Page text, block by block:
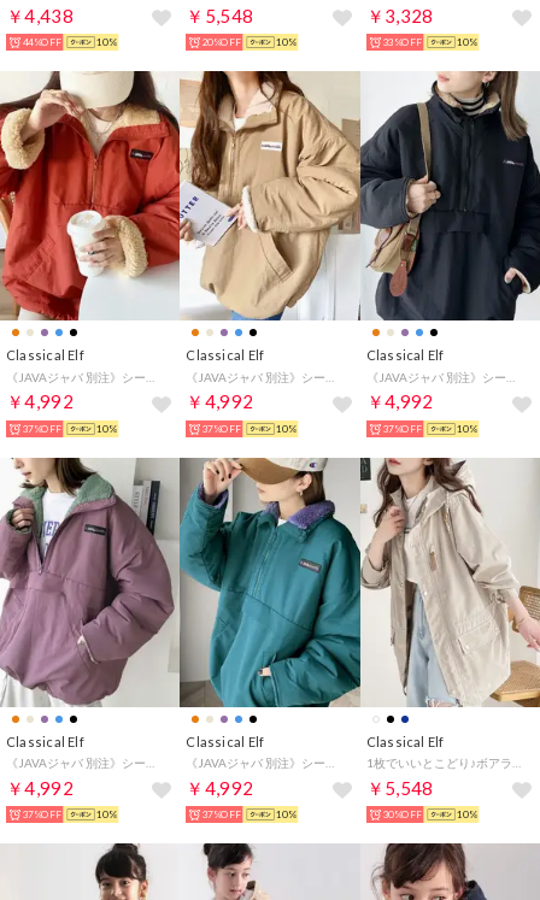
￥4,438
44%OFF 10%
￥5,548
20%OFF 10%
￥3,328
33%OFF 10%
Classical Elf
￥4,992
37%OFF 10%
Classical Elf
￥4,992
37%OFF 10%
Classical Elf
￥4,992
37%OFF 10%
Classical Elf
￥4,992
37%OFF 10%
Classical Elf
￥4,992
37%OFF 10%
Classical Elf
￥5,548
30%OFF 10%